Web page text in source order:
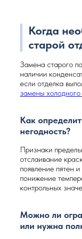
Когда
старой
Замена старого
наличии
если отделка
замены
Как
негодность?
Признаки
отслаивание
появление пятен
понижение
контрольных
Можно ли
или нужна